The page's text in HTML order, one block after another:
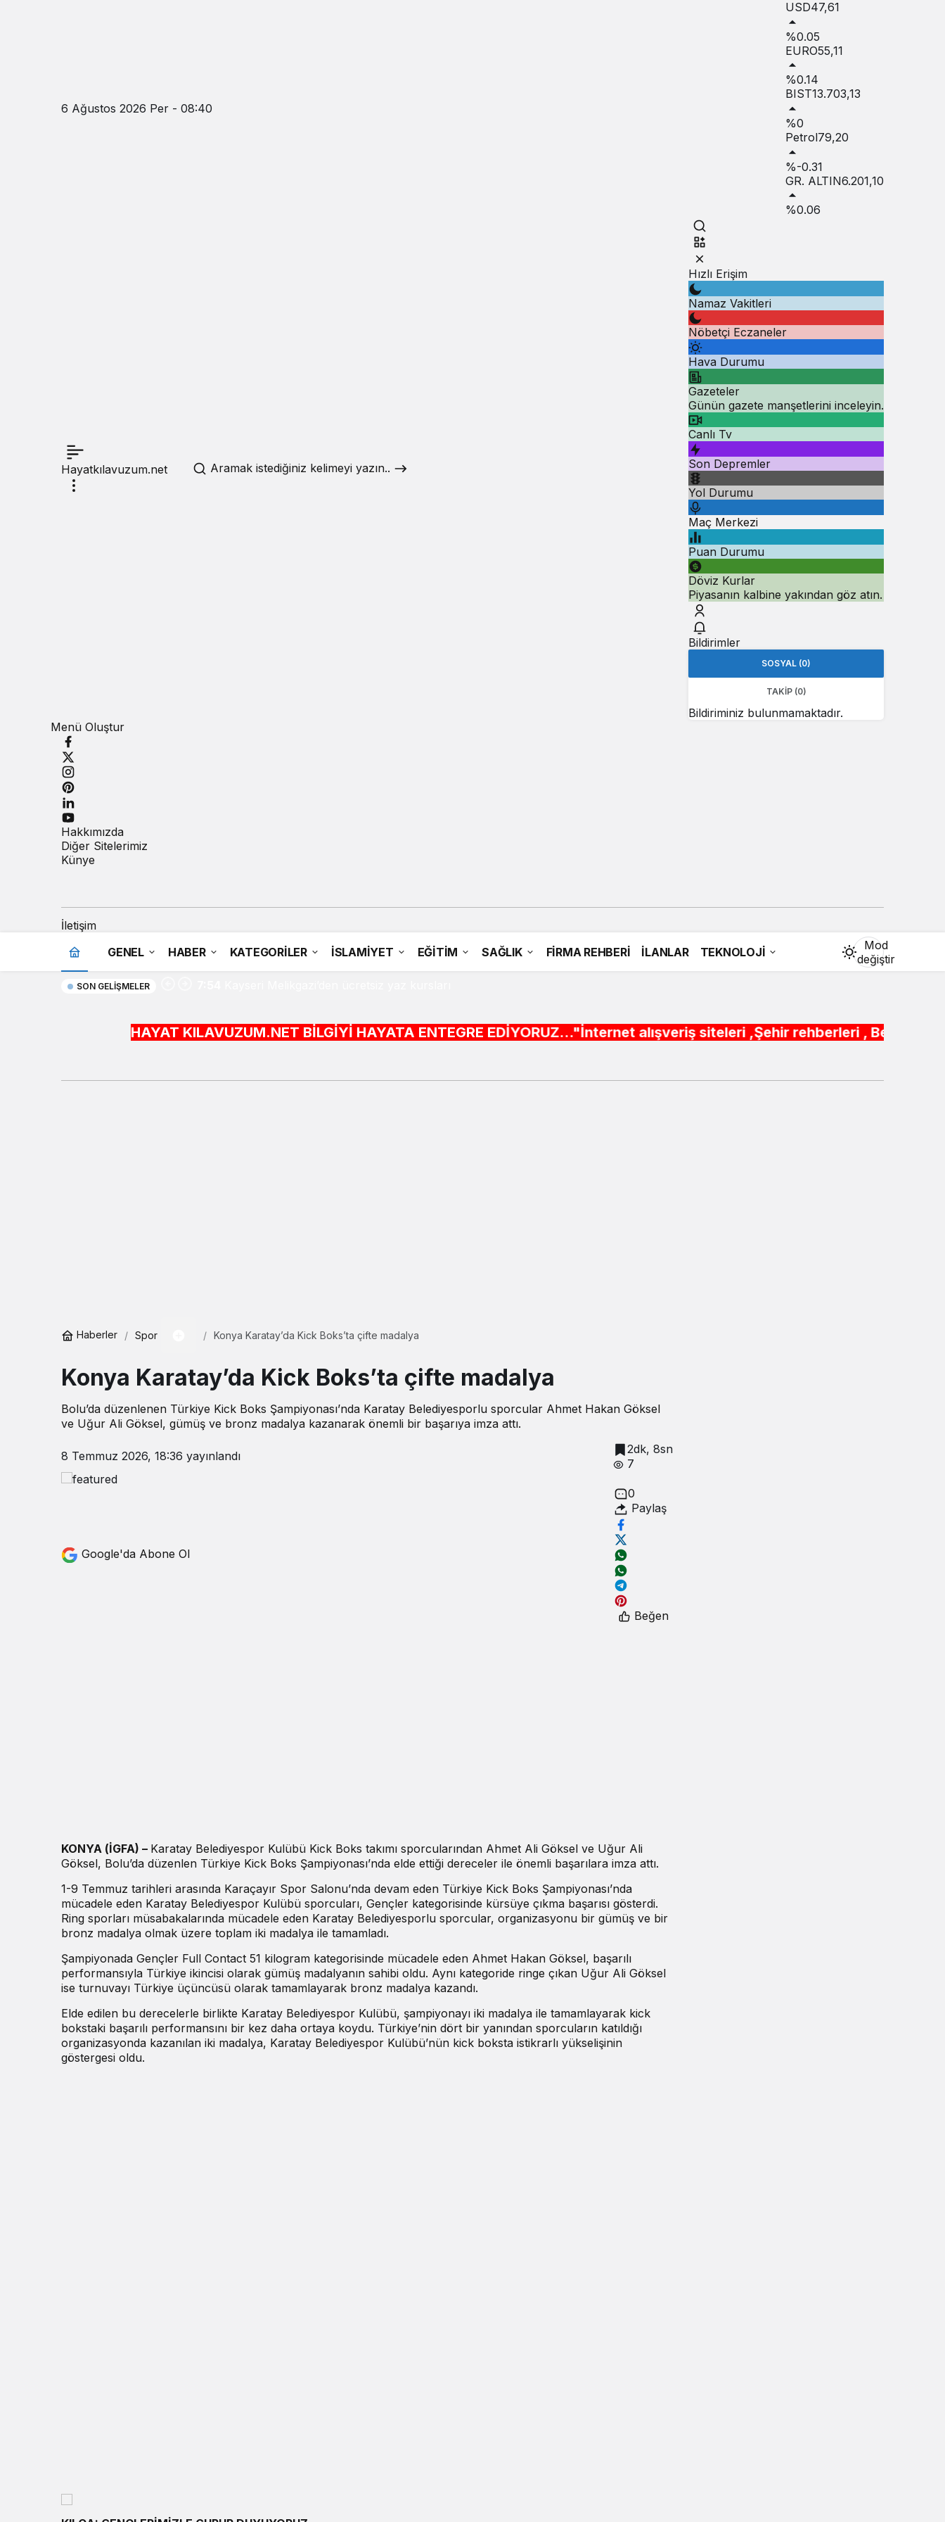
6 Ağustos 2026 Per - 08:40
USD47,61
%0.05
EURO55,11
%0.14
BIST13.703,13
%0
Petrol79,20
%-0.31
GR. ALTIN6.201,10
%0.06
Hayatkılavuzum.net Aramak istediğiniz kelimeyi yazın..
Hızlı Erişim
Namaz Vakitleri
Nöbetçi Eczaneler
Hava Durumu
Gazeteler
Günün gazete manşetlerini inceleyin.
Canlı Tv
Son Depremler
Yol Durumu
Maç Merkezi
Puan Durumu
Döviz Kurlar
Piyasanın kalbine yakından göz atın.
Bildirimler
SOSYAL (0)
TAKIP (0)
Bildiriminiz bulunmamaktadır.
Menü Oluştur
Hakkımızda
Diğer Sitelerimiz
Künye
İletişim
GENEL
HABER KATEGORİLER İSLAMİYET EĞİTİM SAĞLIK FİRMA REHBERİ İLANLAR TEKNOLOJİ
Mod
değiştir
SON GELIŞMELER
HAYAT KILAVUZUM.NET BİLGİYİ HAYATA ENTEGRE EDİYORUZ..."İnternet alışveriş siteleri ,Şehir rehberleri , Belediye
Haberler Spor Konya Karatay’da Kick Boks’ta çifte madalya
Konya Karatay’da Kick Boks’ta çifte madalya
Bolu’da düzenlenen Türkiye Kick Boks Şampiyonası’nda Karatay Belediyesporlu sporcular Ahmet Hakan Göksel
ve Uğur Ali Göksel, gümüş ve bronz madalya kazanarak önemli bir başarıya imza attı.
8 Temmuz 2026, 18:36 yayınlandı
2dk, 8sn
7
Google'da Abone Ol
0
Paylaş
Beğen
KONYA (İGFA) – Karatay Belediyespor Kulübü Kick Boks takımı sporcularından Ahmet Ali Göksel ve Uğur Ali
Göksel, Bolu’da düzenlen Türkiye Kick Boks Şampiyonası’nda elde ettiği dereceler ile önemli başarılara imza attı.
1-9 Temmuz tarihleri arasında Karaçayır Spor Salonu’nda devam eden Türkiye Kick Boks Şampiyonası’nda
mücadele eden Karatay Belediyespor Kulübü sporcuları, Gençler kategorisinde kürsüye çıkma başarısı gösterdi.
Ring sporları müsabakalarında mücadele eden Karatay Belediyesporlu sporcular, organizasyonu bir gümüş ve bir
bronz madalya olmak üzere toplam iki madalya ile tamamladı.
Şampiyonada Gençler Full Contact 51 kilogram kategorisinde mücadele eden Ahmet Hakan Göksel, başarılı
performansıyla Türkiye ikincisi olarak gümüş madalyanın sahibi oldu. Aynı kategoride ringe çıkan Uğur Ali Göksel
ise turnuvayı Türkiye üçüncüsü olarak tamamlayarak bronz madalya kazandı.
Elde edilen bu derecelerle birlikte Karatay Belediyespor Kulübü, şampiyonayı iki madalya ile tamamlayarak kick
bokstaki başarılı performansını bir kez daha ortaya koydu. Türkiye’nin dört bir yanından sporcuların katıldığı
organizasyonda kazanılan iki madalya, Karatay Belediyespor Kulübü’nün kick boksta istikrarlı yükselişinin
göstergesi oldu.